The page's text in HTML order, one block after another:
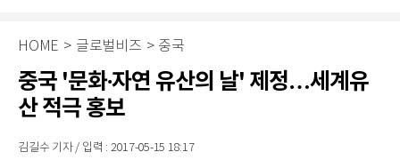
HOME > 글로벌비즈 > 중국
중국 '문화∙자연 유산의 날' 제정…세계유
산 적극 홍보
김길수 기자 / 입력 : 2017-05-15 18:17